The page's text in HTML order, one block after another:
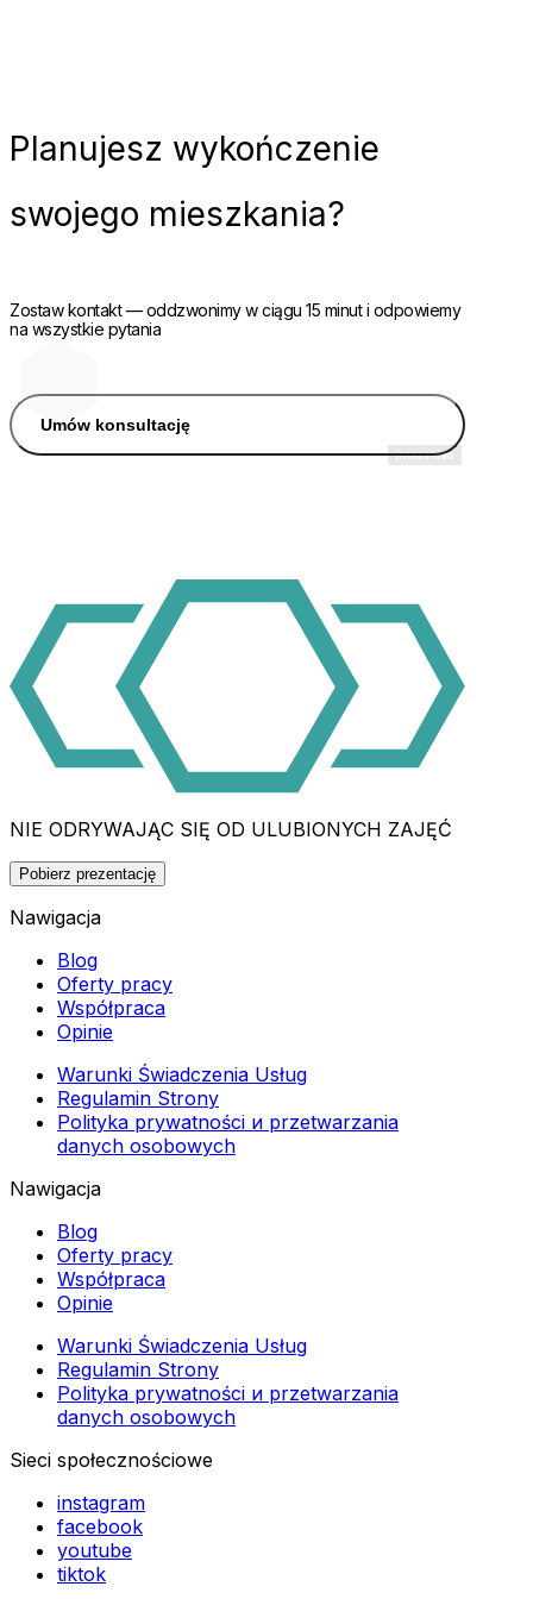
Planujesz wykończenie
swojego mieszkania?
Zostaw kontakt — oddzwonimy w ciągu 15 minut i odpowiemy
na wszystkie pytania
Umów konsultację
NIE ODRYWAJĄC SIĘ OD ULUBIONYCH ZAJĘĆ
Pobierz prezentację
Nawigacja
Blog
Oferty pracy
Współpraca
Opinie
Warunki Świadczenia Usług
Regulamin Strony
Polityka prywatności и przetwarzania
danych osobowych
Nawigacja
Blog
Oferty pracy
Współpraca
Opinie
Warunki Świadczenia Usług
Regulamin Strony
Polityka prywatności и przetwarzania
danych osobowych
Sieci społecznościowe
instagram
facebook
youtube
tiktok